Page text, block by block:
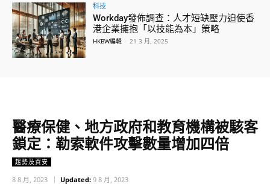
科技
Workday發佈調查：人才短缺壓力迫使香
港企業擁抱「以技能為本」策略
HKBW編輯 - 21 3 月, 2025